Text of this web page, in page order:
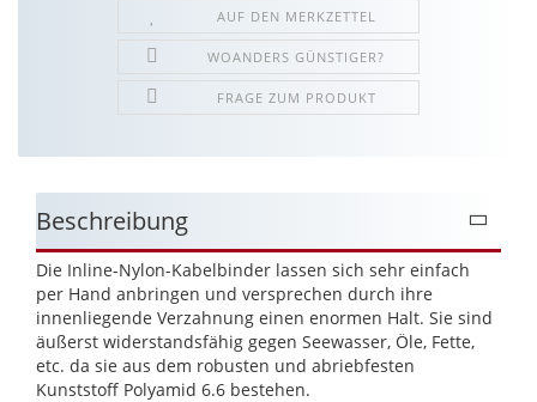
AUF DEN MERKZETTEL
WOANDERS GÜNSTIGER?
FRAGE ZUM PRODUKT
Beschreibung
Die Inline-Nylon-Kabelbinder lassen sich sehr einfach
per Hand anbringen und versprechen durch ihre
innenliegende Verzahnung einen enormen Halt. Sie sind
äußerst widerstandsfähig gegen Seewasser, Öle, Fette,
etc. da sie aus dem robusten und abriebfesten
Kunststoff Polyamid 6.6 bestehen.